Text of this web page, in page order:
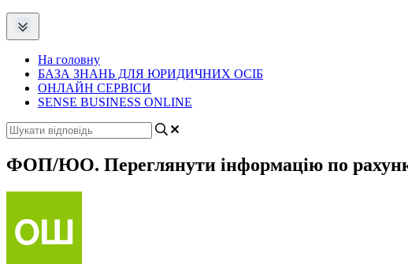
На головну
БАЗА ЗНАНЬ ДЛЯ ЮРИДИЧНИХ ОСІБ
ОНЛАЙН СЕРВІСИ
SENSE BUSINESS ONLINE
ФОП/ЮО. Переглянути інформацію по